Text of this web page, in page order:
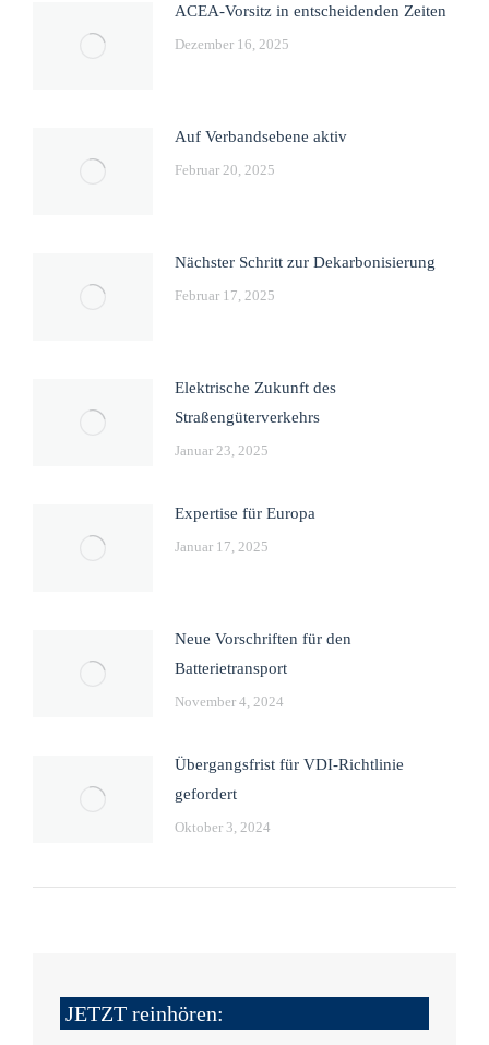
ACEA-Vorsitz in entscheidenden Zeiten
Dezember 16, 2025
Auf Verbandsebene aktiv
Februar 20, 2025
Nächster Schritt zur Dekarbonisierung
Februar 17, 2025
Elektrische Zukunft des
Straßengüterverkehrs
Januar 23, 2025
Expertise für Europa
Januar 17, 2025
Neue Vorschriften für den
Batterietransport
November 4, 2024
Übergangsfrist für VDI-Richtlinie
gefordert
Oktober 3, 2024
JETZT reinhören: